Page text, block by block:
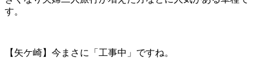
す。
【矢ケ崎】今まさに「工事中」ですね。